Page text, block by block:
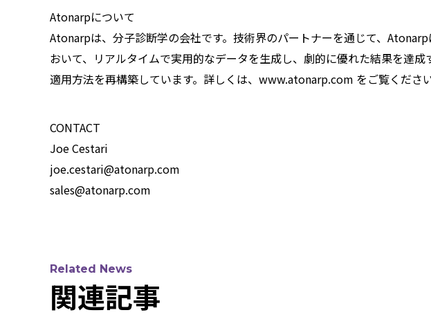
Atonarpについて
Atonarpは、分子診断学の会社です。技術界のパートナーを通じて、
おいて、リアルタイムで実用的なデータを生成し、劇的に優れた結果を達
適用方法を再構築しています。詳しくは、www.atonarp.com をご覧ください
CONTACT
Joe Cestari
joe.cestari@atonarp.com
sales@atonarp.com
Related News
関連記事